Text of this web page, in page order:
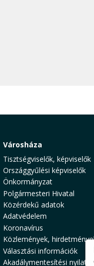
Városháza
Tisztségviselők, képviselők
Országgyűlési képviselők
Önkormányzat
Polgármesteri Hivatal
Közérdekű adatok
Adatvédelem
Koronavírus
Közlemények,
Választási információk
Akadálymentesítési